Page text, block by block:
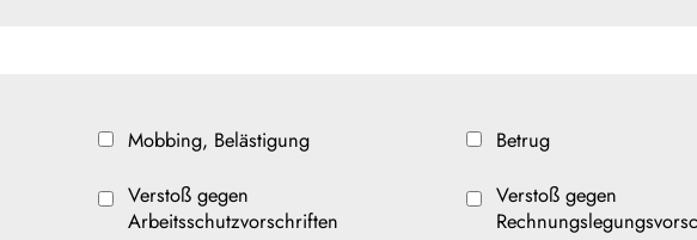
Mobbing, Belästigung Betrug
Verstoß gegen
Arbeitsschutzvorschriften
Verstoß gegen